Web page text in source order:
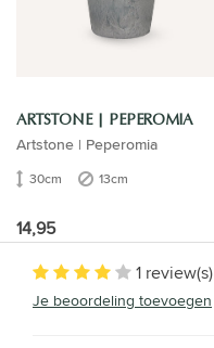
ARTSTONE | PEPEROMIA
Artstone | Peperomia
30cm 13cm
14,95
1 review(s)
Je beoordeling toevoegen